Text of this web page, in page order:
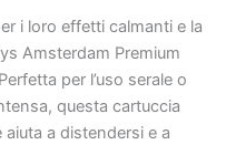
i loro effetti calmanti e la
Amsterdam Premium
per l’uso serale o
questa cartuccia
aiuta a distendersi e a